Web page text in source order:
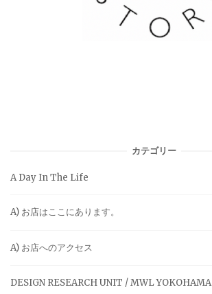
カテゴリー
A Day In The Life
A) お店はここにあります。
A) お店へのアクセス
DESIGN RESEARCH UNIT / MWL YOKOHAMA